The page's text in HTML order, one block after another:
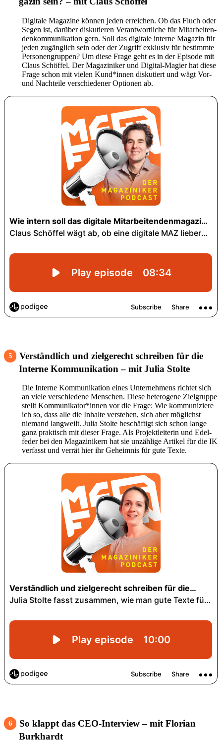
Digi­tale Maga­zine können jeden errei­chen. Ob das Fluch oder
Segen ist, darüber disku­tieren Verant­wort­liche für Mitar­bei­ten­
den­kom­mu­ni­ka­tion gern. Soll das digi­tale interne Magazin für
jeden zugäng­lich sein oder der Zugriff exklusiv für bestimmte
Perso­nen­gruppen? Um diese Frage geht es in der Episode mit
Claus Schöffel. Der Magaziniker und Digital-Magier hat diese
Frage schon mit vielen Kund*innen disku­tiert und wägt Vor-
und Nach­teile verschie­dener Optionen ab.
5
Verständ­lich und ziel­ge­recht schreiben für die
Interne Kommu­ni­ka­tion – mit Julia Stolte
Die Interne Kommu­ni­ka­tion eines Unter­neh­mens richtet sich
an viele verschie­dene Menschen. Diese hete­ro­gene Ziel­gruppe
stellt Kommunikator*innen vor die Frage: Wie kommu­ni­ziere
ich so, dass alle die Inhalte verstehen, sich aber möglichst
niemand lang­weilt. Julia Stolte beschäf­tigt sich schon lange
ganz prak­tisch mit dieser Frage. Als Projekt­lei­terin und Edel­
feder bei den Maga­zi­ni­kern hat sie unzäh­lige Artikel für die IK
verfasst und verrät hier ihr Geheimnis für gute Texte.
6
So klappt das CEO-Inter­view – mit Florian
Burk­hardt